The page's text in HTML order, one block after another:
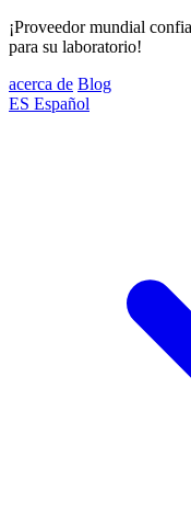
¡Proveedor mundial
para su laboratorio!
acerca de Blog
ES Español